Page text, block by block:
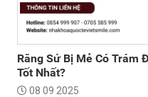
Răng Sứ Bị Mẻ Có Trám
Tốt Nhất?
08 09 2025